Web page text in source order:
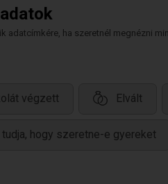
adatcímkére, ha szeretnél megnézni
végzett Elvált
tudja, hogy szeretne-e gyereket